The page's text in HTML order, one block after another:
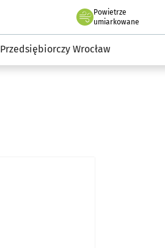
Powietrze
we Wrocławiu
umiarkowane
Przedsiębiorczy Wrocław